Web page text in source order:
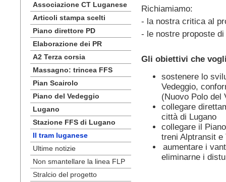
Associazione CT Luganese
Articoli stampa scelti
Piano direttore PD
Elaborazione dei PR
A2 Terza corsia
Massagno: trincea FFS
Pian Scairolo
Piano del Vedeggio
Lugano
Stazione FFS di Lugano
Il tram luganese
Ultime notizie
Non smantellare la linea FLP
Stralcio del progetto
Richiamiamo:
- la nostra critica al
- le nostre proposte
Gli obiettivi che
sostenere lo
Vedeggio,
(Nuovo Polo del
collegare
città di Lugano
collegare il
treni Alptransit e
aumentare i
eliminarne i